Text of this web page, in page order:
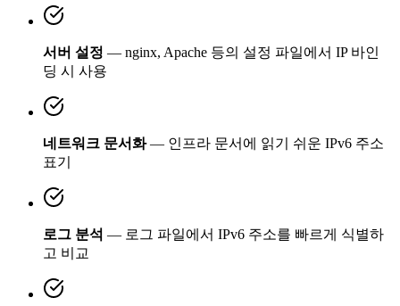
서버 설정 — nginx, Apache 등의 설정 파일에서 IP 바인
딩 시 사용
네트워크 문서화— 인프라 문서에 읽기 쉬운 IPv6 주소
표기
로그 분석 — 로그 파일에서 IPv6 주소를 빠르게 식별하
고 비교